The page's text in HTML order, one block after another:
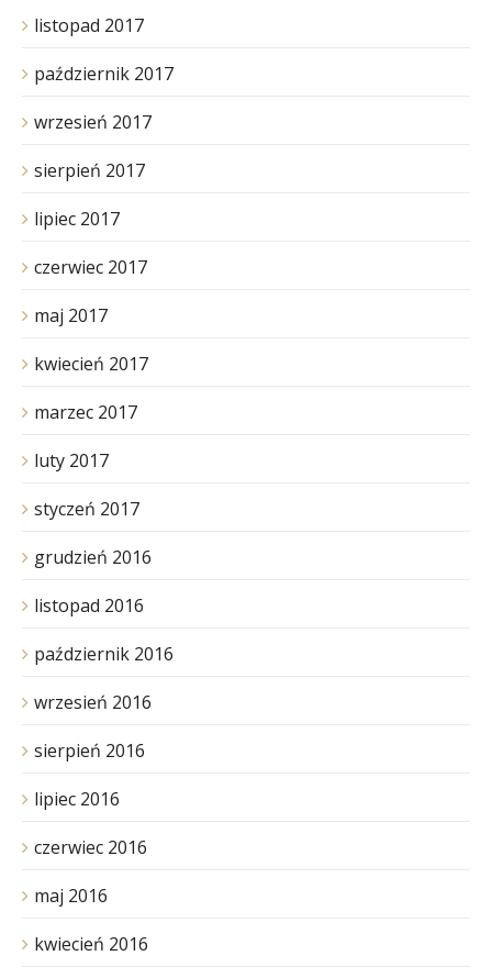
listopad 2017
październik 2017
wrzesień 2017
sierpień 2017
lipiec 2017
czerwiec 2017
maj 2017
kwiecień 2017
marzec 2017
luty 2017
styczeń 2017
grudzień 2016
listopad 2016
październik 2016
wrzesień 2016
sierpień 2016
lipiec 2016
czerwiec 2016
maj 2016
kwiecień 2016